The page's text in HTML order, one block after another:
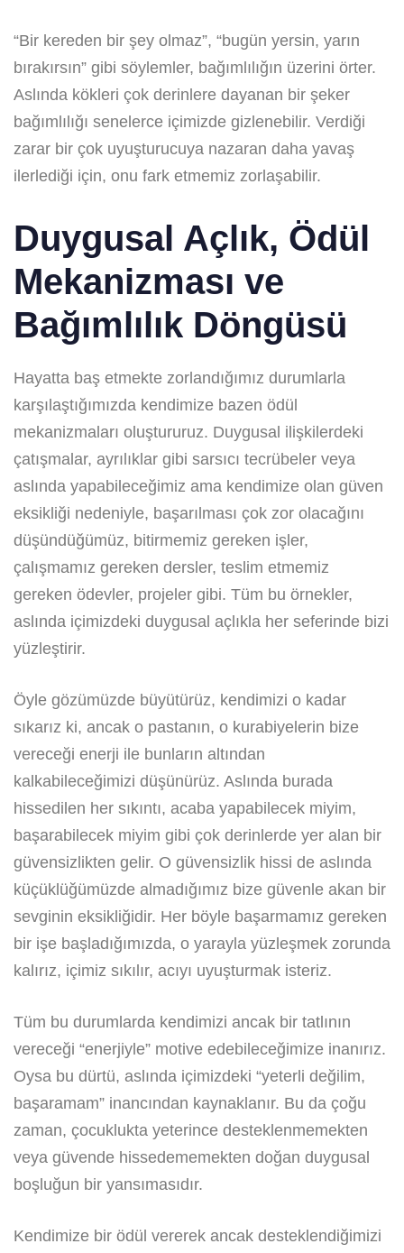
“Bir kereden bir şey olmaz”, “bugün yersin, yarın
bırakırsın” gibi söylemler, bağımlılığın üzerini örter.
Aslında kökleri çok derinlere dayanan bir şeker
bağımlılığı senelerce içimizde gizlenebilir. Verdiği
zarar bir çok uyuşturucuya nazaran daha yavaş
ilerlediği için, onu fark etmemiz zorlaşabilir.
Duygusal Açlık, Ödül
Mekanizması ve
Bağımlılık Döngüsü
Hayatta baş etmekte zorlandığımız durumlarla
karşılaştığımızda kendimize bazen ödül
mekanizmaları oluştururuz. Duygusal ilişkilerdeki
çatışmalar, ayrılıklar gibi sarsıcı tecrübeler veya
aslında yapabileceğimiz ama kendimize olan güven
eksikliği nedeniyle, başarılması çok zor olacağını
düşündüğümüz, bitirmemiz gereken işler,
çalışmamız gereken dersler, teslim etmemiz
gereken ödevler, projeler gibi. Tüm bu örnekler,
aslında içimizdeki duygusal açlıkla her seferinde bizi
yüzleştirir.
Öyle gözümüzde büyütürüz, kendimizi o kadar
sıkarız ki, ancak o pastanın, o kurabiyelerin bize
vereceği enerji ile bunların altından
kalkabileceğimizi düşünürüz. Aslında burada
hissedilen her sıkıntı, acaba yapabilecek miyim,
başarabilecek miyim gibi çok derinlerde yer alan bir
güvensizlikten gelir. O güvensizlik hissi de aslında
küçüklüğümüzde almadığımız bize güvenle akan bir
sevginin eksikliğidir. Her böyle başarmamız gereken
bir işe başladığımızda, o yarayla yüzleşmek zorunda
kalırız, içimiz sıkılır, acıyı uyuşturmak isteriz.
Tüm bu durumlarda kendimizi ancak bir tatlının
vereceği “enerjiyle” motive edebileceğimize inanırız.
Oysa bu dürtü, aslında içimizdeki “yeterli değilim,
başaramam” inancından kaynaklanır. Bu da çoğu
zaman, çocuklukta yeterince desteklenmemekten
veya güvende hissedememekten doğan duygusal
boşluğun bir yansımasıdır.
Kendimize bir ödül vererek ancak desteklendiğimizi